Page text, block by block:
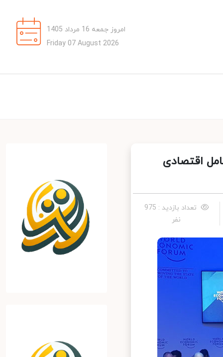
امروز جمعه 16 مرداد 1405
Friday 07 August 2026
اقتصادی
تعداد بازدید : 975
نفر